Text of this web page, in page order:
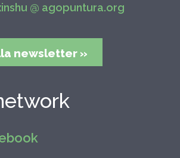
@ agopuntura.org
newsletter »